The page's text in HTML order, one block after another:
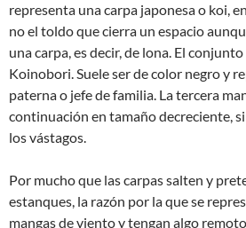
representa una carpa japonesa o koi,
no el toldo que cierra un espacio
una carpa, es decir, de lona. El
Koinobori. Suele ser de color negro y
paterna o jefe de familia. La tercera
continuación en tamaño decreciente,
los vástagos.
Por mucho que las carpas salten y
estanques, la razón por la que se
mangas de viento y tengan algo